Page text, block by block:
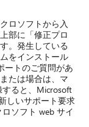
ロソフトから入
部に「修正プロ
。発生している
をインストール
ートのご質問があ
たは場合は、マ
ると、Microsoft
しいサポート要求
ソフト web サイ